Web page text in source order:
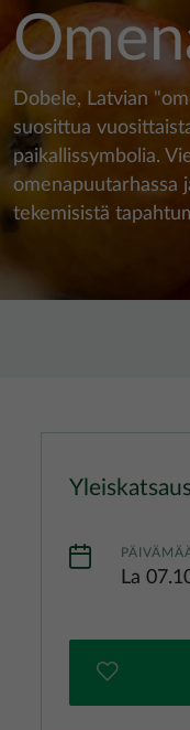
Dobele, Latvian
suosittua
paikallissymbolia.
omenapuutarhassa
tekemisistä
Yleiskatsaus
La